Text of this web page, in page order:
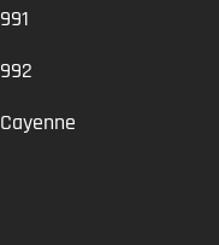
991
992
Cayenne